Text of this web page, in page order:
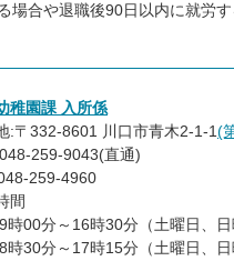
場合や退職後90日以内に就労
稚園課 入所係
:〒332-8601 川口市青木2-1-1(
259-9043(直通)
259-4960
間
時00分～16時30分（土曜日、
時30分～17時15分（土曜日、